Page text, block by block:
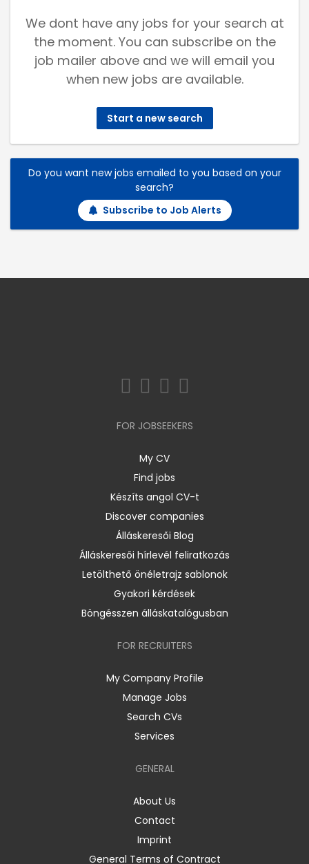
We dont have any jobs for your search at
the moment. You can subscribe on the
job mailer above and we will email you
when new jobs are available.
Start a new search
Do you want new jobs emailed to you based on your
search?
Subscribe to Job Alerts
FOR JOBSEEKERS
My CV
Find jobs
Készíts angol CV-t
Discover companies
Álláskeresői Blog
Álláskeresői hírlevél feliratkozás
Letölthető önéletrajz sablonok
Gyakori kérdések
Böngésszen álláskatalógusban
FOR RECRUITERS
My Company Profile
Manage Jobs
Search CVs
Services
GENERAL
About Us
Contact
Imprint
General Terms of Contract